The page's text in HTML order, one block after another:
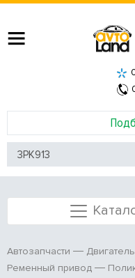
Автозапчасти
Ременный привод